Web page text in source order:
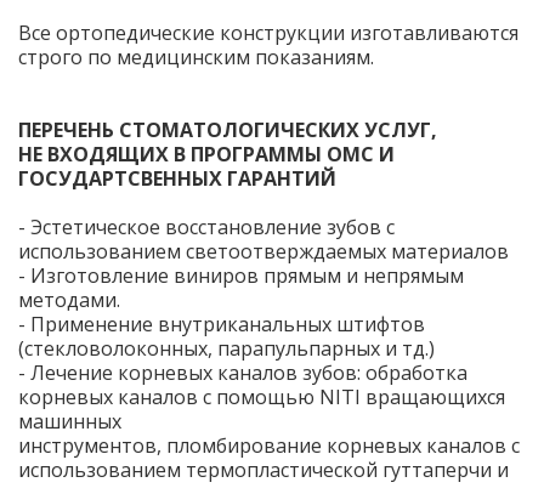
Все ортопедические конструкции изготавливаются
строго по медицинским показаниям.
ПЕРЕЧЕНЬ СТОМАТОЛОГИЧЕСКИХ УСЛУГ,
НЕ ВХОДЯЩИХ В ПРОГРАММЫ ОМС И
ГОСУДАРТСВЕННЫХ ГАРАНТИЙ
- Эстетическое восстановление зубов с
использованием светоотверждаемых материалов
- Изготовление виниров прямым и непрямым
методами.
- Применение внутриканальных штифтов
(стекловолоконных, парапульпарных и тд.)
- Лечение корневых каналов зубов: обработка
корневых каналов с помощью NIТI вращающихся
машинных
инструментов, пломбирование корневых каналов с
использованием термопластической гуттаперчи и